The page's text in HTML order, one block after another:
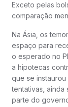
Exceto pelas
comparação
Na Ásia, os
espaço para
o esperado no
a hipotecas
que se
tentativas, ainda
parte do